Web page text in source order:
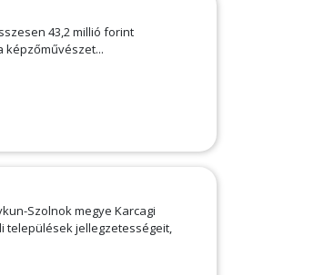
43,2 millió forint
képzőművészet...
Szolnok megye Karcagi
települések jellegzetességeit,